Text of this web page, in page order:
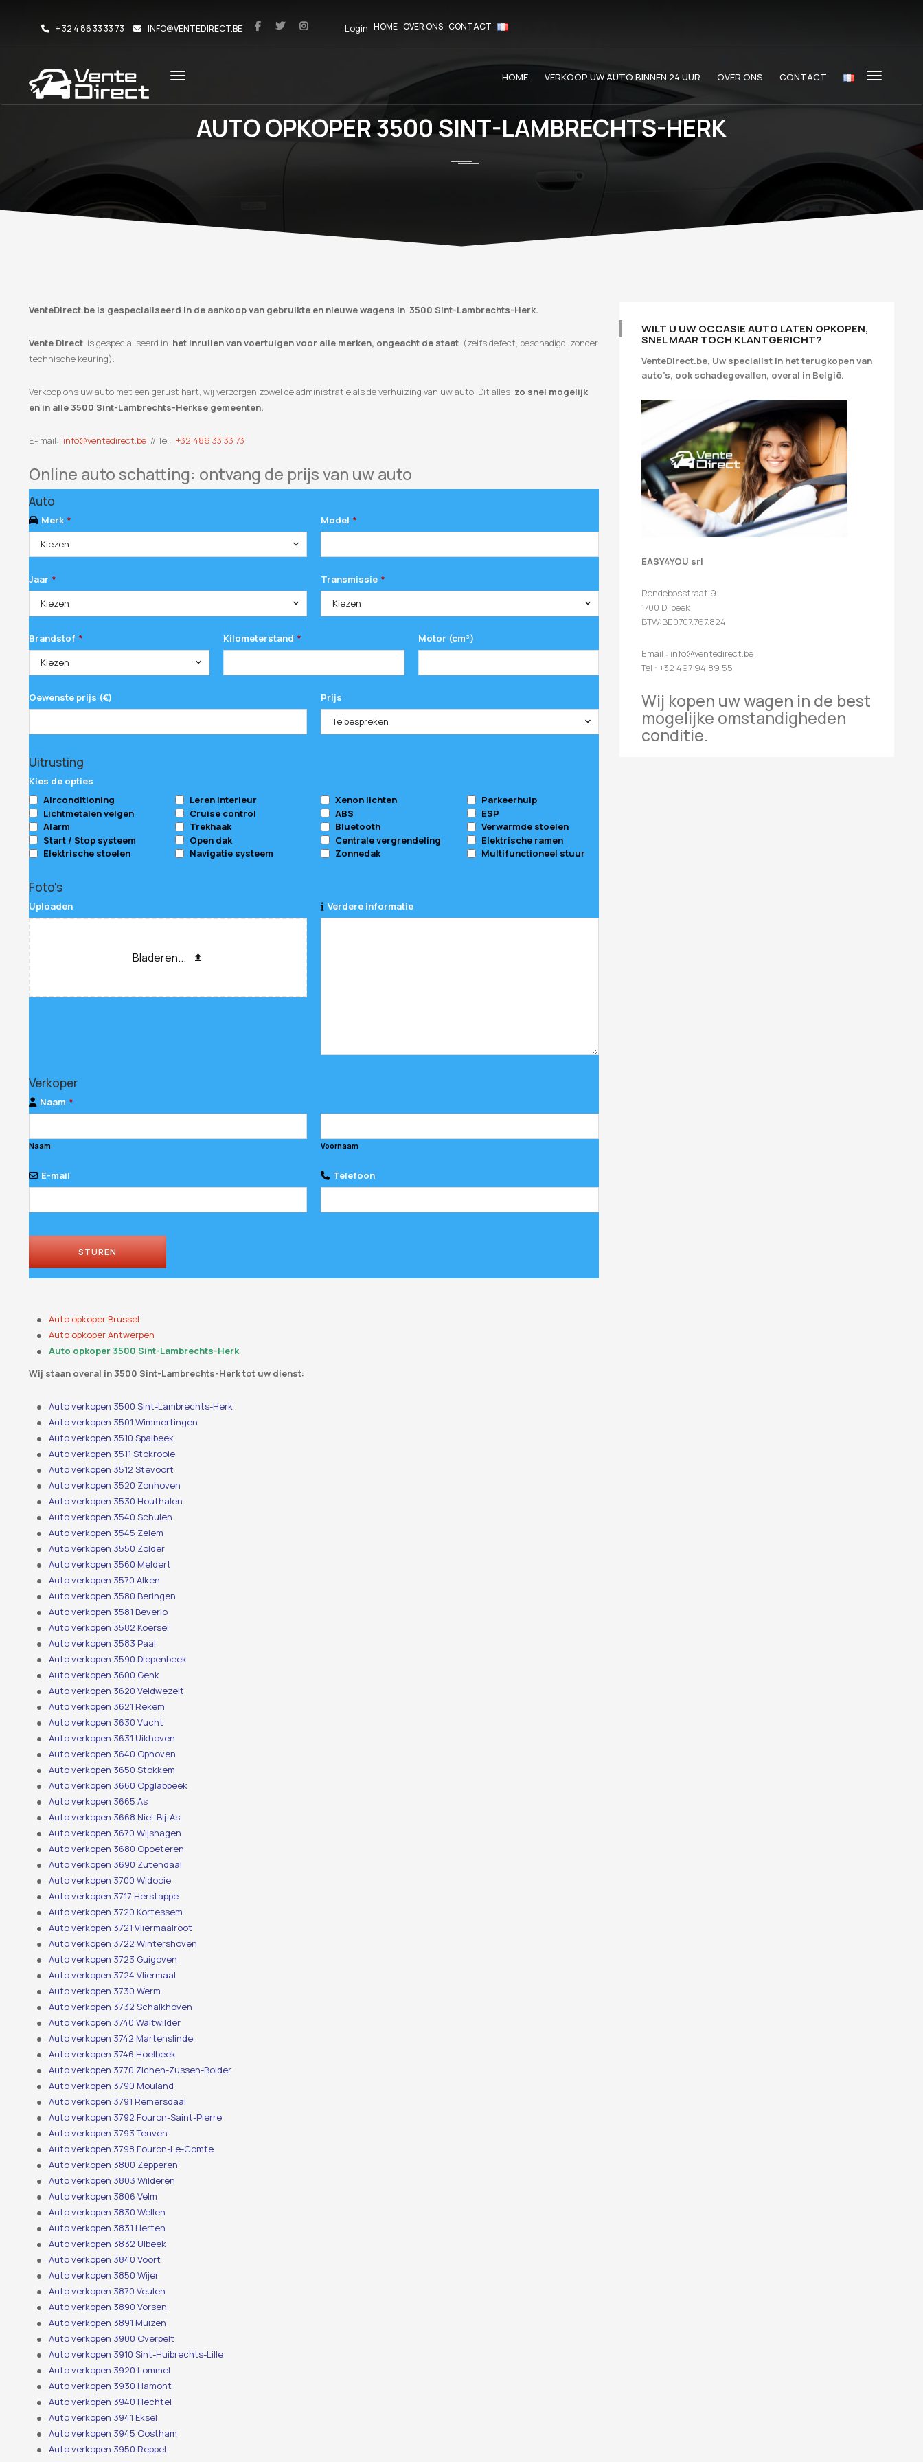
+ 32 4 86 33 33 73 INFO@VENTEDIRECT.BE Login HOME OVER ONS CONTACT
HOME VERKOOP UW AUTO BINNEN 24 UUR OVER ONS CONTACT
AUTO OPKOPER 3500 SINT-LAMBRECHTS-HERK
VenteDirect.be is gespecialiseerd in de aankoop van gebruikte en nieuwe wagens in 3500 Sint-Lambrechts-Herk.
Vente Direct is gespecialiseerd in het inruilen van voertuigen voor alle merken, ongeacht de staat (zelfs defect, beschadigd, zonder
technische keuring).
Verkoop ons uw auto met een gerust hart, wij verzorgen zowel de administratie als de verhuizing van uw auto. Dit alles zo snel mogelijk
en in alle 3500 Sint-Lambrechts-Herkse gemeenten.
E- mail: info@ventedirect.be // Tel: +32 486 33 33 73
Online auto schatting: ontvang de prijs van uw auto
Auto
Merk *
Kiezen
Model *
Jaar *
Kiezen
Transmissie *
Kiezen
Brandstof *
Kiezen
Kilometerstand * Motor (cm³)
Gewenste prijs (€)
Prijs
Te bespreken
Uitrusting
Kies de opties
Airconditioning
Leren interieur Xenon lichten
Parkeerhulp
Lichtmetalen velgen
Cruise control ABS
ESP
Alarm
Trekhaak Bluetooth
Verwarmde stoelen
Start / Stop systeem
Open dak Centrale vergrendeling
Elektrische ramen
Elektrische stoelen
Navigatie systeem Zonnedak Multifunctioneel stuur
Company
Name *
Foto's
Uploaden
Bladeren...
Verdere informatie
Verkoper
Naam *
Naam Voornaam
E-mail Telefoon
STUREN
Auto opkoper Brussel
Auto opkoper Antwerpen
Auto opkoper 3500 Sint-Lambrechts-Herk
Wij staan ​​overal in 3500 Sint-Lambrechts-Herk tot uw dienst:
Auto verkopen 3500 Sint-Lambrechts-Herk
Auto verkopen 3501 Wimmertingen
Auto verkopen 3510 Spalbeek
Auto verkopen 3511 Stokrooie
Auto verkopen 3512 Stevoort
Auto verkopen 3520 Zonhoven
Auto verkopen 3530 Houthalen
Auto verkopen 3540 Schulen
Auto verkopen 3545 Zelem
Auto verkopen 3550 Zolder
Auto verkopen 3560 Meldert
Auto verkopen 3570 Alken
Auto verkopen 3580 Beringen
Auto verkopen 3581 Beverlo
Auto verkopen 3582 Koersel
Auto verkopen 3583 Paal
Auto verkopen 3590 Diepenbeek
Auto verkopen 3600 Genk
Auto verkopen 3620 Veldwezelt
Auto verkopen 3621 Rekem
Auto verkopen 3630 Vucht
Auto verkopen 3631 Uikhoven
Auto verkopen 3640 Ophoven
Auto verkopen 3650 Stokkem
Auto verkopen 3660 Opglabbeek
Auto verkopen 3665 As
Auto verkopen 3668 Niel-Bij-As
Auto verkopen 3670 Wijshagen
Auto verkopen 3680 Opoeteren
Auto verkopen 3690 Zutendaal
Auto verkopen 3700 Widooie
Auto verkopen 3717 Herstappe
Auto verkopen 3720 Kortessem
Auto verkopen 3721 Vliermaalroot
Auto verkopen 3722 Wintershoven
Auto verkopen 3723 Guigoven
Auto verkopen 3724 Vliermaal
Auto verkopen 3730 Werm
Auto verkopen 3732 Schalkhoven
Auto verkopen 3740 Waltwilder
Auto verkopen 3742 Martenslinde
Auto verkopen 3746 Hoelbeek
Auto verkopen 3770 Zichen-Zussen-Bolder
Auto verkopen 3790 Mouland
Auto verkopen 3791 Remersdaal
Auto verkopen 3792 Fouron-Saint-Pierre
Auto verkopen 3793 Teuven
Auto verkopen 3798 Fouron-Le-Comte
Auto verkopen 3800 Zepperen
Auto verkopen 3803 Wilderen
Auto verkopen 3806 Velm
Auto verkopen 3830 Wellen
Auto verkopen 3831 Herten
Auto verkopen 3832 Ulbeek
Auto verkopen 3840 Voort
Auto verkopen 3850 Wijer
Auto verkopen 3870 Veulen
Auto verkopen 3890 Vorsen
Auto verkopen 3891 Muizen
Auto verkopen 3900 Overpelt
Auto verkopen 3910 Sint-Huibrechts-Lille
Auto verkopen 3920 Lommel
Auto verkopen 3930 Hamont
Auto verkopen 3940 Hechtel
Auto verkopen 3941 Eksel
Auto verkopen 3945 Oostham
Auto verkopen 3950 Reppel
WILT U UW OCCASIE AUTO LATEN OPKOPEN,
SNEL MAAR TOCH KLANTGERICHT?
VenteDirect.be, Uw specialist in het terugkopen van
auto’s, ook schadegevallen, overal in België.
EASY4YOU srl
Rondebosstraat 9
1700 Dilbeek
BTW:BE0707.767.824
Email : info@ventedirect.be
Tel : +32 497 94 89 55
Wij kopen uw wagen in de best
mogelijke omstandigheden
conditie.